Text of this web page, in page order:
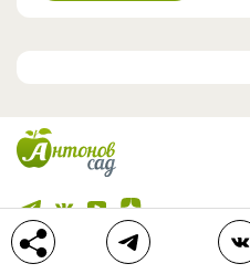
Подписаться на подборку статей